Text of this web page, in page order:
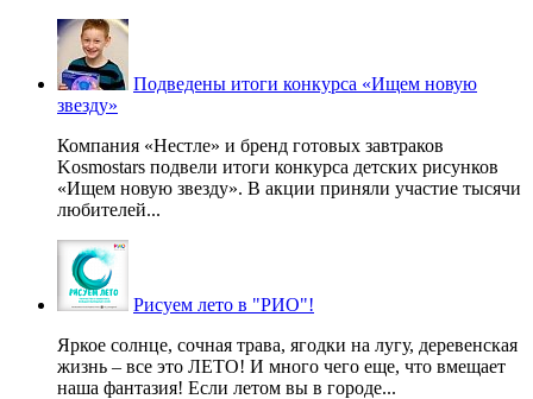
Подведены итоги конкурса «Ищем новую
звезду»
Компания «Нестле» и бренд готовых завтраков
Kosmostars подвели итоги конкурса детских рисунков
«Ищем новую звезду». В акции приняли участие тысячи
любителей...
Рисуем лето в "РИО"!
Яркое солнце, сочная трава, ягодки на лугу, деревенская
жизнь – все это ЛЕТО! И много чего еще, что вмещает
наша фантазия! Если летом вы в городе...